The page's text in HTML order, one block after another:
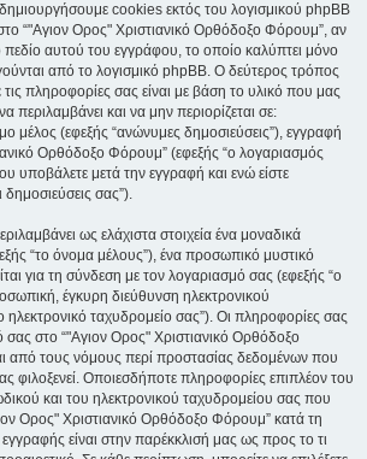
δημιουργήσουμε cookies εκτός του λογισμικού phpBB
“"Αγιον Ορος" Χριστιανικό Ορθόδοξο Φόρουμ”, αν
πεδίο αυτού του εγγράφου, το οποίο καλύπτει μόνο
από το λογισμικό phpBB. Ο δεύτερος τρόπος
πληροφορίες σας είναι με βάση το υλικό που μας
περιλαμβάνει και να μην περιορίζεται σε:
μέλος (εφεξής “ανώνυμες δημοσιεύσεις”), εγγραφή
Ορθόδοξο Φόρουμ” (εφεξής “ο λογαριασμός
υποβάλετε μετά την εγγραφή και ενώ είστε
δημοσιεύσεις σας”).
ως ελάχιστα στοιχεία ένα μοναδικά
“το όνομα μέλους”), ένα προσωπικό μυστικό
για τη σύνδεση με τον λογαριασμό σας (εφεξής “ο
έγκυρη διεύθυνση ηλεκτρονικού
ηλεκτρονικό ταχυδρομείο σας”). Οι πληροφορίες σας
σας στο “"Αγιον Ορος" Χριστιανικό Ορθόδοξο
από τους νόμους περί προστασίας δεδομένων που
φιλοξενεί. Οποιεσδήποτε πληροφορίες επιπλέον του
και του ηλεκτρονικού ταχυδρομείου σας που
Ορος" Χριστιανικό Ορθόδοξο Φόρουμ” κατά τη
εγγραφής είναι στην παρέκκλισή μας ως προς το τι